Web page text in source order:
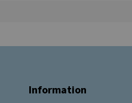
Information